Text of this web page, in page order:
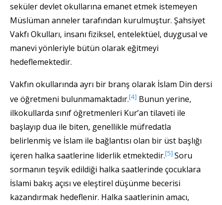
seküler devlet okullarına emanet etmek istemeyen
Müslüman anneler tarafından kurulmuştur. Şahsiyet
Vakfı Okulları, insanı fiziksel, entelektüel, duygusal ve
manevi yönleriyle bütün olarak eğitmeyi
hedeflemektedir.
Vakfın okullarında ayrı bir branş olarak İslam Din dersi
ve öğretmeni bulunmamaktadır.[4] Bunun yerine,
ilkokullarda sınıf öğretmenleri Kur’an tilaveti ile
başlayıp dua ile biten, genellikle müfredatla
belirlenmiş ve İslam ile bağlantısı olan bir üst başlığı
içeren halka saatlerine liderlik etmektedir.[5] Soru
sormanın teşvik edildiği halka saatlerinde çocuklara
İslami bakış açısı ve eleştirel düşünme becerisi
kazandırmak hedeflenir. Halka saatlerinin amacı,